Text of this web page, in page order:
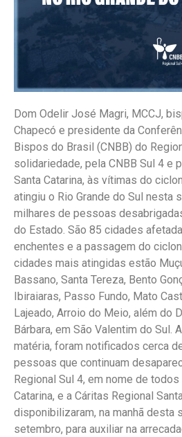
Dom Odelir José Magri, MCCJ,
Chapecó e presidente da
Bispos do Brasil (CNBB) do
solidariedade, pela CNBB Sul 4 e
Santa Catarina, às vítimas do
atingiu o Rio Grande do Sul nesta
milhares de pessoas
do Estado. São 85 cidades
enchentes e a passagem do
cidades mais atingidas estão
Bassano, Santa Tereza, Bento
Ibiraiaras, Passo Fundo, Mato
Lajeado, Arroio do Meio, além do
Bárbara, em São Valentim do Sul.
matéria, foram notificados cerca
pessoas que continuam
Regional Sul 4, em nome de
Catarina, e a Cáritas Regional
disponibilizaram, na manhã desta
setembro, para auxiliar na